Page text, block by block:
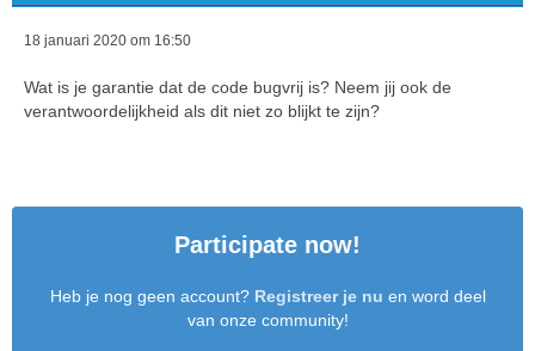
18 januari 2020 om 16:50
Wat is je garantie dat de code bugvrij is? Neem jij ook de
verantwoordelijkheid als dit niet zo blijkt te zijn?
Participate now!
Heb je nog geen account? Registreer je nu en word deel
van onze community!